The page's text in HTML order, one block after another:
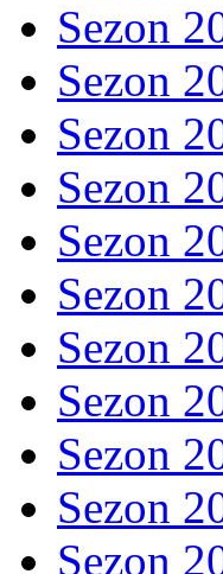
Sezon
Sezon
Sezon
Sezon
Sezon
Sezon
Sezon
Sezon
Sezon
Sezon
Sezon